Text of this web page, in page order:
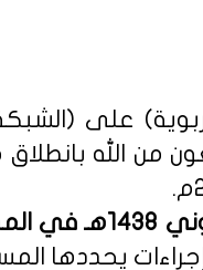
على (الشبكة
من الله
لوائح وأنظمة اللائحة التنفيذية
يحددها